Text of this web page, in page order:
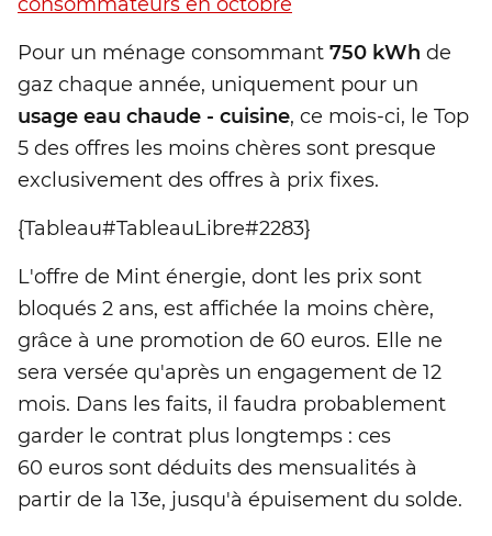
Pour un ménage consommant 750 kWh de
gaz chaque année, uniquement pour un
usage eau chaude - cuisine, ce mois-ci, le Top
5 des offres les moins chères sont presque
exclusivement des offres à prix fixes.
{Tableau#TableauLibre#2283}
L'offre de Mint énergie, dont les prix sont
bloqués 2 ans, est affichée la moins chère,
grâce à une promotion de 60 euros. Elle ne
sera versée qu'après un engagement de 12
mois. Dans les faits, il faudra probablement
garder le contrat plus longtemps : ces
60 euros sont déduits des mensualités à
partir de la 13e, jusqu'à épuisement du solde.